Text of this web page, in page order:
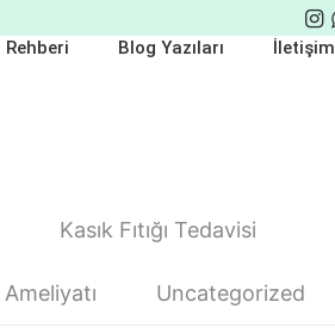
Blog Yazıları İletişim
Kasık Fıtığı Tedavisi
Uncategorized